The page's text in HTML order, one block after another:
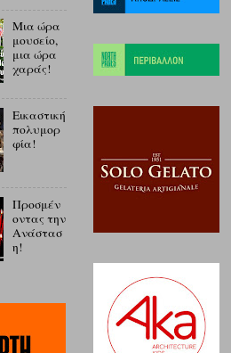
Μια ώρα
μουσείο,
μια ώρα
χαράς!
Εικαστική
πολυμορ
φία!
Προσμέν
οντας την
Ανάστασ
η!